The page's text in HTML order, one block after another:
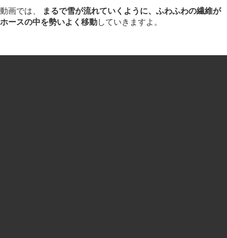
動画では、
まるで雪が流れていくように、ふわふわの繊維が
ホースの中を勢いよく移動していきますよ。